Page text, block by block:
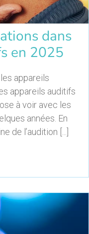
dans
en 2025
appareils
appareils auditifs
à voir avec les
années. En
de l’audition [...]